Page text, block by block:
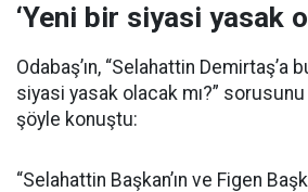
‘Yeni bir siyasi yasak
Odabaş’ın, “Selahattin Demirtaş’a
siyasi yasak olacak mı?” sorusunu
şöyle konuştu:
“Selahattin Başkan’ın ve Figen